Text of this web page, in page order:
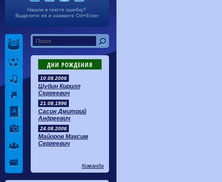
Нашли в тексте ошибку?
Выделите её и нажмите Ctrl+Enter
ДНИ РОЖДЕНИЯ
10.08.2006
Шубин Кирилл
Сергеевич
21.08.1996
Сасин Дмитрий
Андреевич
24.08.2006
Майоров Максим
Сергеевич
Команда